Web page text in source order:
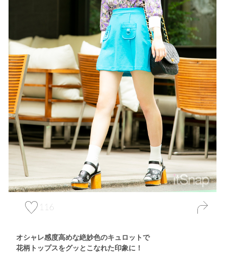
116
オシャレ感度高めな絶妙色のキュロットで
花柄トップスをグッとこなれた印象に！